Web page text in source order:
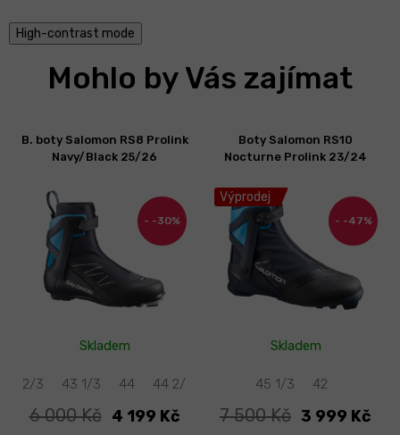
High-contrast mode
Mohlo by Vás zajímat
-30%
B. boty Salomon RS8 Prolink
Navy/Black 25/26
Skladem
42 2/3 43 1/3 44 44 2/3 46
6 000 Kč 4 199 Kč
Výprodej
-47%
Boty Salomon RS10
Nocturne Prolink 23/24
Skladem
45 1/3 42
7 500 Kč 3 999 Kč
40 2/3 41 1/3